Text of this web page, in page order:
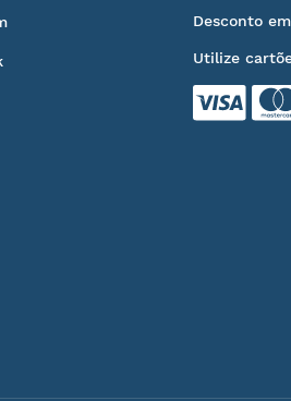
Desconto
Utilize